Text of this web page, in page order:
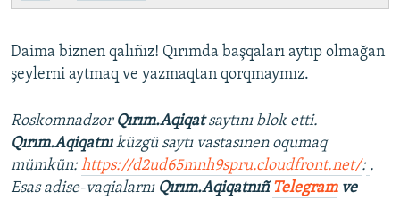
Daima biznen qalıñız! Qırımda başqaları aytıp olmağan
şeylerni aytmaq ve yazmaqtan qorqmaymız.
Roskomnadzor Qırım.Aqiqatsaytını blok etti.
Qırım.Aqiqatnıküzgü saytı vastasınen oqumaq
mümkün:https://d2ud65mnh9spru.cloudfront.net/: .
Esas adise-vaqialarnı Qırım.AqiqatnıñTelegramve